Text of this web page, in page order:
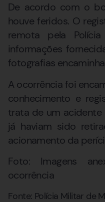
De acordo com o
houve feridos. O
remota pela
informações
fotografias
A ocorrência foi
conhecimento e
trata de um acidente
já haviam sido
acionamento da
Foto: Imagens
ocorrência
Fonte: Polícia Militar de